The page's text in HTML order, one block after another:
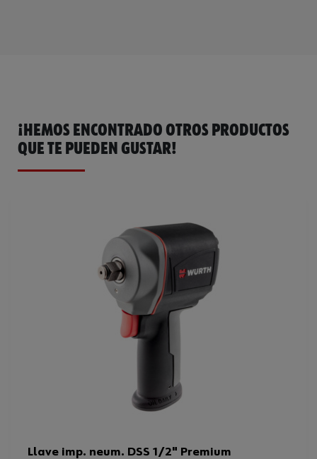
¡HEMOS ENCONTRADO OTROS PRODUCTOS
QUE TE PUEDEN GUSTAR!
Llave imp. neum. DSS 1/2" Premium